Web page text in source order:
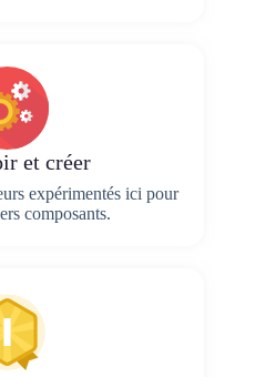
et créer
expérimentés ici pour
composants.